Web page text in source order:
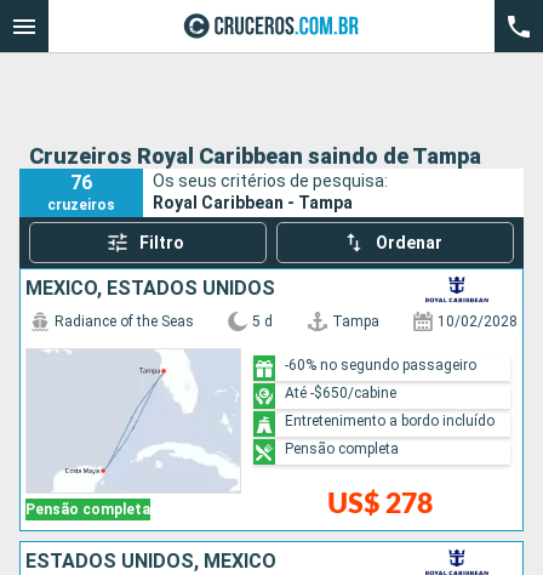
Cruzeiros Royal Caribbean saindo de Tampa
76
cruzeiros
Os seus critérios de pesquisa:
Royal Caribbean - Tampa
Filtro Ordenar
MÉXICO, ESTADOS UNIDOS
Pensão completa
Radiance of the Seas 5 d Tampa 10/02/2028
US$ 278
-60% no segundo passageiro
Até -$650/cabine
Entretenimento a bordo incluído
Pensão completa
ESTADOS UNIDOS, MÉXICO